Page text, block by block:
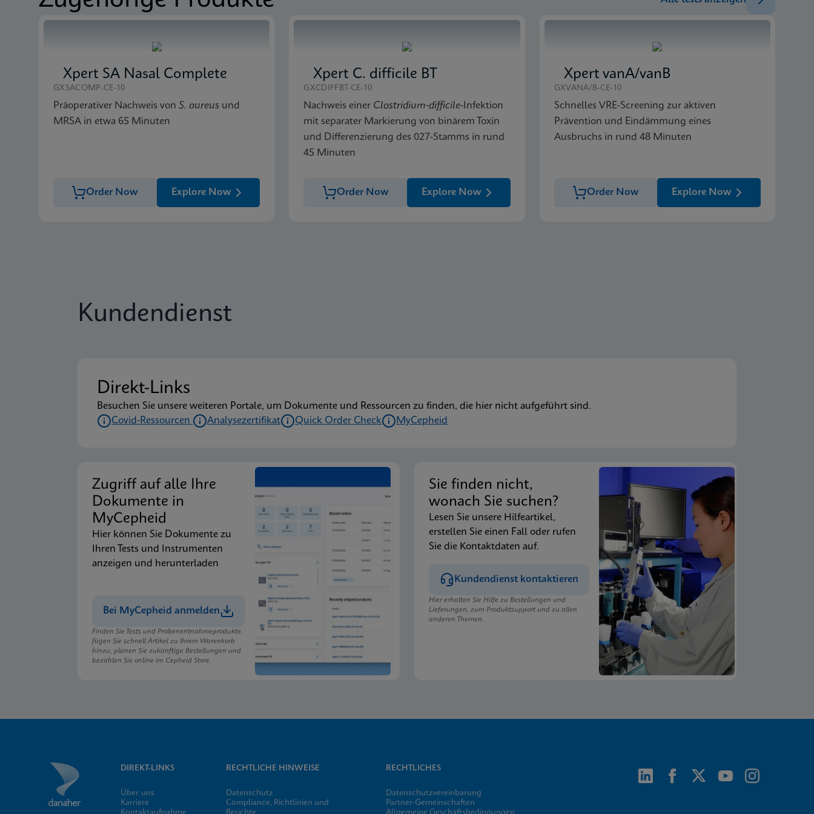
Xpert SA Nasal Complete
GXSACOMP-CE-10
Präoperativer Nachweis von S. aureus und
MRSA in etwa 65 Minuten
Order Now Explore Now
Xpert C. difficile BT
GXCDIFFBT-CE-10
Nachweis einer Clostridium-difficile-Infektion
mit separater Markierung von binärem Toxin
und Differenzierung des 027-Stamms in rund
45 Minuten
Order Now Explore Now
Xpert vanA/vanB
GXVANA/B-CE-10
Schnelles VRE-Screening zur aktiven
Prävention und Eindämmung eines
Ausbruchs in rund 48 Minuten
Order Now Explore Now
Kundendienst
Direkt-Links
Besuchen Sie unsere weiteren Portale, um Dokumente und Ressourcen zu finden, die hier nicht aufgeführt sind.
Covid-Ressourcen
Analysezertifikat Quick Order Check MyCepheid
Zugriff auf alle Ihre
Dokumente in
MyCepheid
Hier können Sie Dokumente zu
Ihren Tests und Instrumenten
anzeigen und herunterladen
Bei MyCepheid anmelden
Finden Sie Tests und Probenentnahmeprodukte,
fügen Sie schnell Artikel zu Ihrem Warenkorb
hinzu, planen Sie zukünftige Bestellungen und
bezahlen Sie online im Cepheid Store.
Sie finden nicht,
wonach Sie suchen?
Lesen Sie unsere Hilfeartikel,
erstellen Sie einen Fall oder rufen
Sie die Kontaktdaten auf.
Kundendienst kontaktieren
Hier erhalten Sie Hilfe zu Bestellungen und
Lieferungen, zum Produktsupport und zu allen
anderen Themen.
DIREKT-LINKS
Über uns
Karriere
RECHTLICHE HINWEISE
Datenschutz
Compliance, Richtlinien und
RECHTLICHES
Datenschutzvereinbarung
Partner-Gemeinschaften